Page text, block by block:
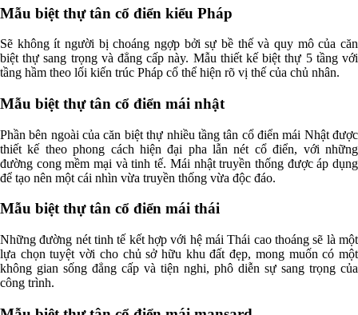
Mẫu biệt thự tân cổ điển kiểu Pháp
Sẽ không ít người bị choáng ngợp bởi sự bề thế và quy mô của căn
biệt thự sang trọng và đẳng cấp này. Mẫu thiết kế biệt thự 5 tầng với
tầng hầm theo lối kiến trúc Pháp cổ thể hiện rõ vị thế của chủ nhân.
Mẫu biệt thự tân cổ điển mái nhật
Phần bên ngoài của căn biệt thự nhiều tầng tân cổ điển mái Nhật được
thiết kế theo phong cách hiện đại pha lẫn nét cổ điển, với những
đường cong mềm mại và tinh tế. Mái nhật truyền thống được áp dụng
để tạo nên một cái nhìn vừa truyền thống vừa độc đáo.
Mẫu biệt thự tân cổ điển mái thái
Những đường nét tinh tế kết hợp với hệ mái Thái cao thoáng sẽ là một
lựa chọn tuyệt vời cho chủ sở hữu khu đất đẹp, mong muốn có một
không gian sống đẳng cấp và tiện nghi, phô diễn sự sang trọng của
công trình.